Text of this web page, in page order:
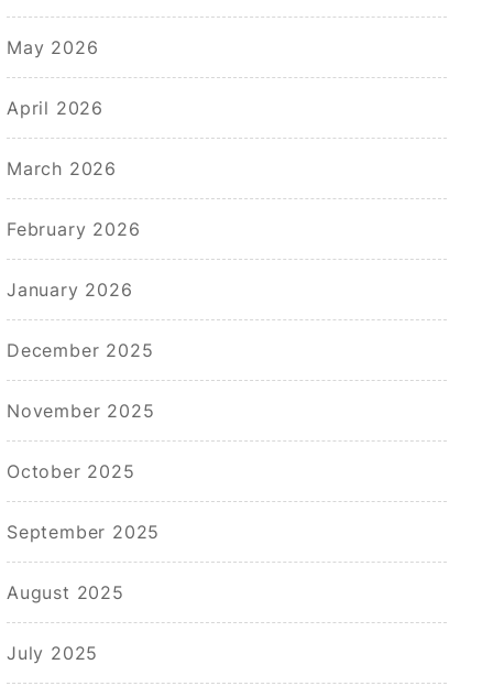
May 2026
April 2026
March 2026
February 2026
January 2026
December 2025
November 2025
October 2025
September 2025
August 2025
July 2025